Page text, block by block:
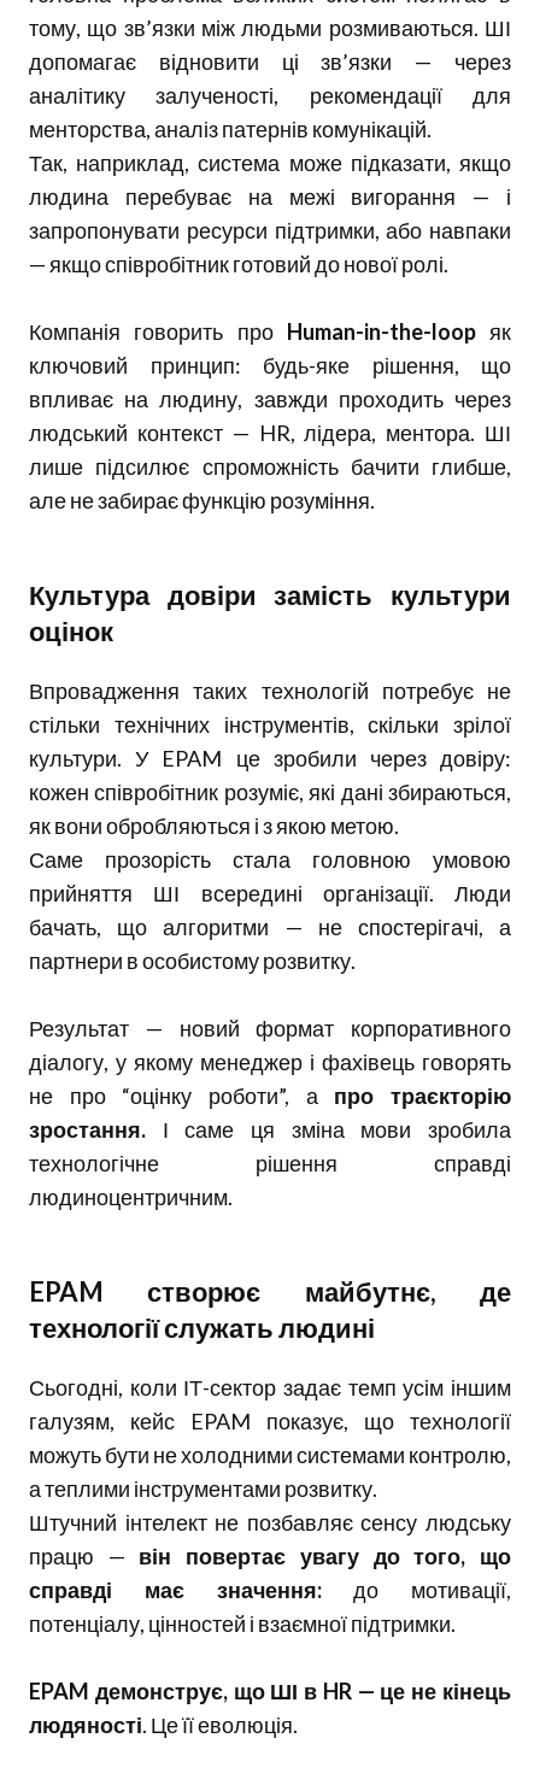
тому, що зв’язки між людьми розмиваються. ШІ
допомагає відновити ці зв’язки — через
аналітику залученості, рекомендації для
менторства, аналіз патернів комунікацій.
Так, наприклад, система може підказати, якщо
людина перебуває на межі вигорання — і
запропонувати ресурси підтримки, або навпаки
— якщо співробітник готовий до нової ролі.
Компанія говорить про Human-in-the-loop як
ключовий принцип: будь-яке рішення, що
впливає на людину, завжди проходить через
людський контекст — HR, лідера, ментора. ШІ
лише підсилює спроможність бачити глибше,
але не забирає функцію розуміння.
Культура довіри замість культури
оцінок
Впровадження таких технологій потребує не
стільки технічних інструментів, скільки зрілої
культури. У EPAM це зробили через довіру:
кожен співробітник розуміє, які дані збираються,
як вони обробляються і з якою метою.
Саме прозорість стала головною умовою
прийняття ШІ всередині організації. Люди
бачать, що алгоритми — не спостерігачі, а
партнери в особистому розвитку.
Результат — новий формат корпоративного
діалогу, у якому менеджер і фахівець говорять
не про “оцінку роботи”, а про траєкторію
зростання. І саме ця зміна мови зробила
технологічне рішення справді
людиноцентричним.
EPAM створює майбутнє, де
технології служать людині
Сьогодні, коли ІТ-сектор задає темп усім іншим
галузям, кейс EPAM показує, що технології
можуть бути не холодними системами контролю,
а теплими інструментами розвитку.
Штучний інтелект не позбавляє сенсу людську
працю — він повертає увагу до того, що
справді має значення:до мотивації,
потенціалу, цінностей і взаємної підтримки.
EPAM демонструє, що ШІ в HR — це не кінець
людяності. Це її еволюція.